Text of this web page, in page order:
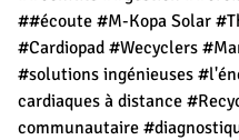
##écoute #M-Kopa Solar
#Cardiopad #Wecyclers
#solutions ingénieuses
cardiaques à distance
communautaire